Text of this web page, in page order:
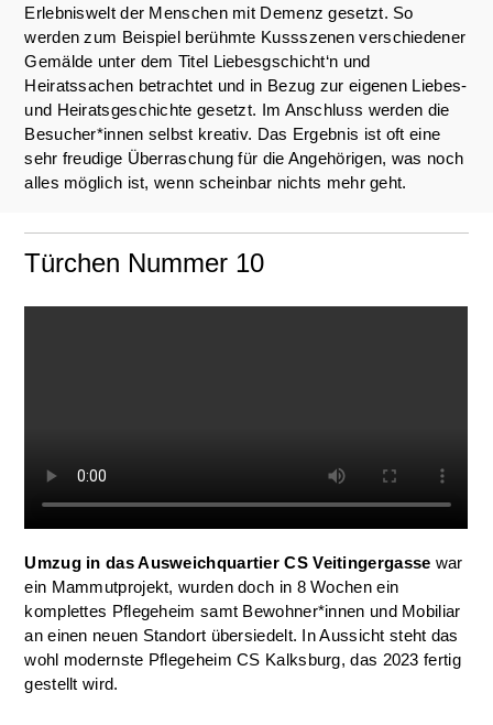
Erlebniswelt der Menschen mit Demenz gesetzt. So
werden zum Beispiel berühmte Kussszenen verschiedener
Gemälde unter dem Titel Liebesgschicht‘n und
Heiratssachen betrachtet und in Bezug zur eigenen Liebes-
und Heiratsgeschichte gesetzt. Im Anschluss werden die
Besucher*innen selbst kreativ. Das Ergebnis ist oft eine
sehr freudige Überraschung für die Angehörigen, was noch
alles möglich ist, wenn scheinbar nichts mehr geht.
Türchen Nummer 10
Umzug in das Ausweichquartier CS Veitingergasse war
ein Mammutprojekt, wurden doch in 8 Wochen ein
komplettes Pflegeheim samt Bewohner*innen und Mobiliar
an einen neuen Standort übersiedelt. In Aussicht steht das
wohl modernste Pflegeheim CS Kalksburg, das 2023 fertig
gestellt wird.